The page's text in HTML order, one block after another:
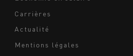
Carrières
Actualité
Mentions légales